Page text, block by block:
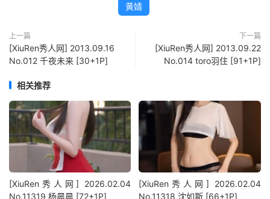
黄婧
上一篇
[XiuRen秀人网] 2013.09.16
No.012 千夜未来 [30+1P]
下一篇
[XiuRen秀人网] 2013.09.22
No.014 toro羽住 [91+1P]
相关推荐
[XiuRen秀人网] 2026.02.04
No.11319 杨晨晨 [72+1P]
[XiuRen秀人网] 2026.02.04
No.11318 沈如斯 [66+1P]